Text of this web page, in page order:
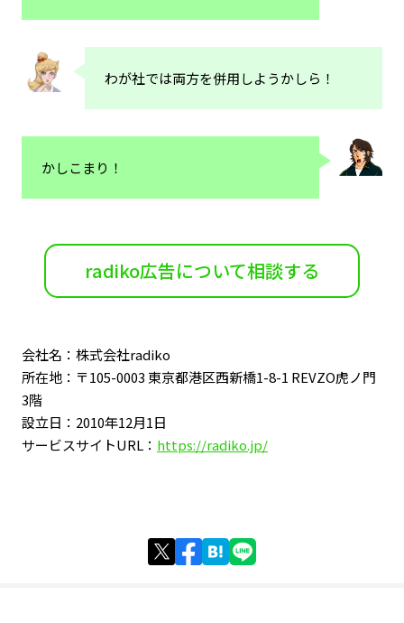
わが社では両方を併用しようかしら！
かしこまり！
radiko広告について相談する
会社名：株式会社radiko
所在地：〒105-0003 東京都港区西新橋1-8-1 REVZO虎ノ門
3階
設立日：2010年12月1日
サービスサイトURL： https://radiko.jp/